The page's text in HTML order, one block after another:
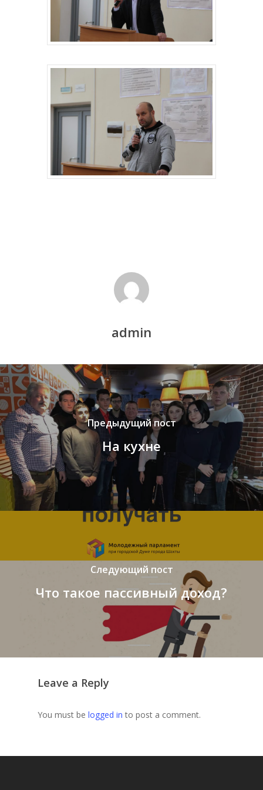
admin
Предыдущий пост
На кухне
Следующий пост
Что такое пассивный доход?
Leave a Reply
You must be logged in to post a comment.